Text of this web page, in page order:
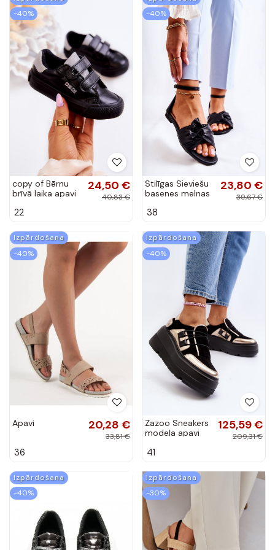
BAT_L1330 PINK
-40%
copy of Bērnu
brīvā laika apavi
aizdarēm Big
Pelēkas krāsas
24,50 €
40,83 €
22
-40%
Stilīgas Sieviešu
basenes melnas
23,80 €
39,67 €
38
Izpārdošana
-40%
Apavi 20,28 €
33,81 €
36
Izpārdošana
-40%
Zazoo Sneakers
modeļa apavi
125,59 €
209,31 €
41
Izpārdošana
-40%
Izpārdošana
-30%